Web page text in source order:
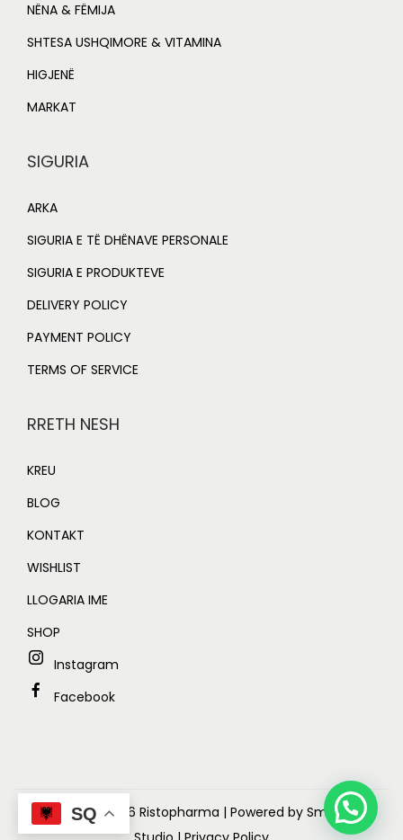
NËNA & FËMIJA
SHTESA USHQIMORE & VITAMINA
HIGJENË
MARKAT
SIGURIA
ARKA
SIGURIA E TË DHËNAVE PERSONALE
SIGURIA E PRODUKTEVE
DELIVERY POLICY
PAYMENT POLICY
TERMS OF SERVICE
RRETH NESH
KREU
BLOG
KONTAKT
WISHLIST
LLOGARIA IME
SHOP
Instagram
Facebook
Copyright © 2026 Ristopharma | Powered by Smart Web
SQ